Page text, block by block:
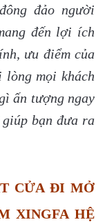
đảo người
đến lợi ích
ưu điểm của
lòng mọi khách
ấn tượng ngay
bạn đưa ra
CỬA ĐI MỞ
XINGFA HỆ